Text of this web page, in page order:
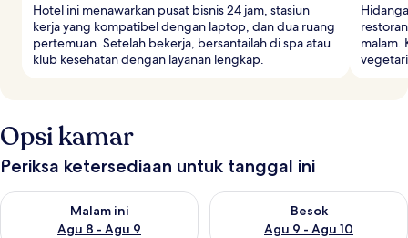
Hotel ini menawarkan pusat bisnis 24 jam, stasiun
kerja yang kompatibel dengan laptop, dan dua ruang
pertemuan. Setelah bekerja, bersantailah di spa atau
klub kesehatan dengan layanan lengkap.
malam.
Opsi kamar
Periksa ketersediaan untuk tanggal ini
Malam ini
Agu 8 - Agu 9
Periksa ketersediaan untuk malam ini Agu 8 - Agu 9
Besok
Agu 9 - Agu 10
Periksa ketersediaan untuk